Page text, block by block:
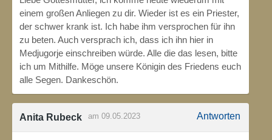
einem großen Anliegen zu dir. Wieder ist es ein Priester,
der schwer krank ist. Ich habe ihm versprochen für ihn
zu beten. Auch versprach ich, dass ich ihn hier in
Medjugorje einschreiben würde. Alle die das lesen, bitte
ich um Mithilfe. Möge unsere Königin des Friedens euch
alle Segen. Dankeschön.
Anita Rubeck am 09.05.2023 Antworten